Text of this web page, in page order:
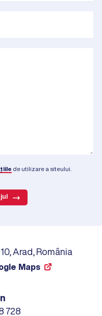
Arad, România
Maps
728
de utilizare a siteului.